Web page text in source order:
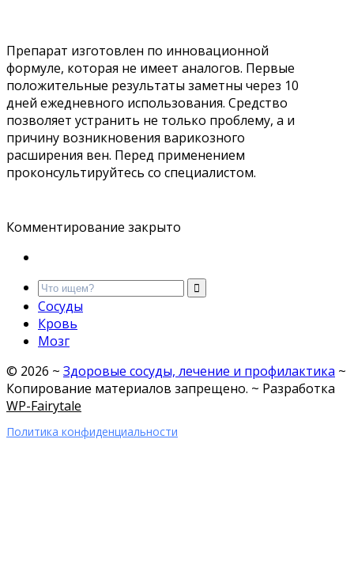
Препарат изготовлен по инновационной
формуле, которая не имеет аналогов. Первые
положительные результаты заметны через 10
дней ежедневного использования. Средство
позволяет устранить не только проблему, а и
причину возникновения варикозного
расширения вен. Перед применением
проконсультируйтесь со специалистом.
Комментирование закрыто
Сосуды
Кровь
Мозг
© 2026 ~ Здоровые сосуды, лечение и профилактика ~
Копирование материалов запрещено. ~ Разработка
WP-Fairytale
Политика конфиденциальности